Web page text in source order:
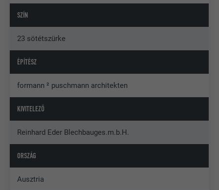
SZÍN
23 sötétszürke
ÉPÍTÉSZ
formann ² puschmann architekten
KIVITELEZŐ
Reinhard Eder Blechbauges.m.b.H.
ORSZÁG
Ausztria